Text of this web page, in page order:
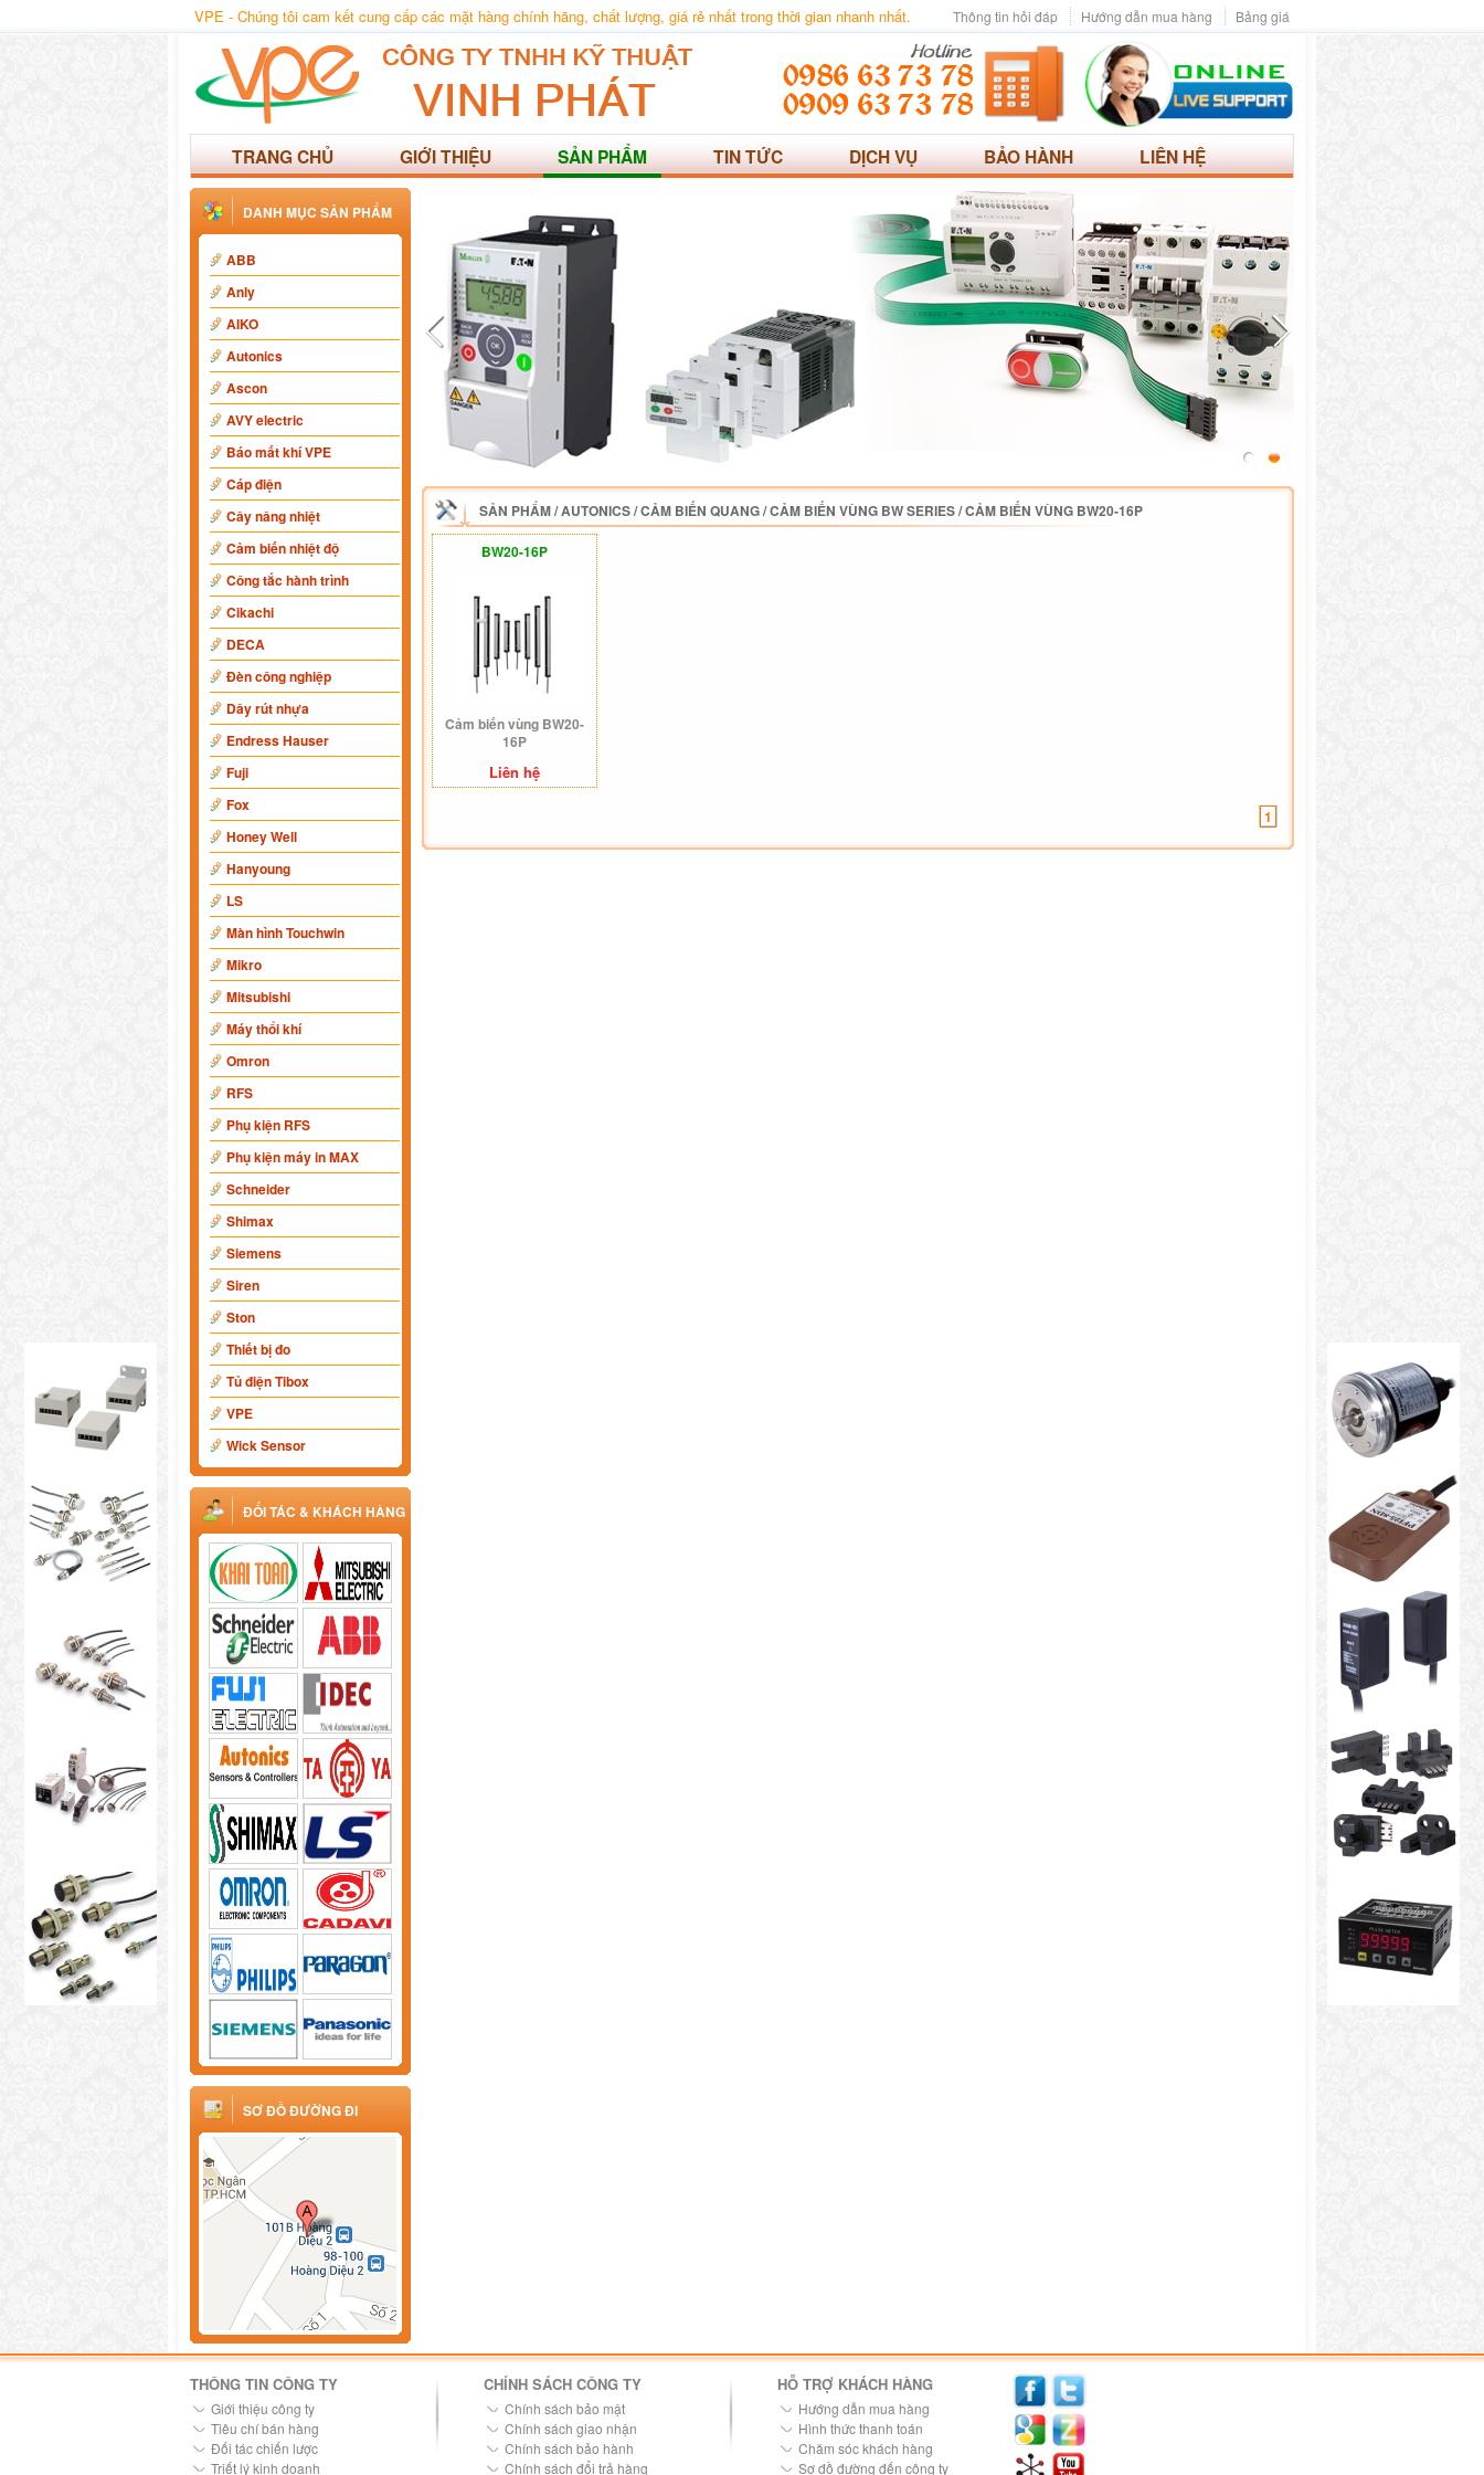
VPE - Chúng tôi cam kết cung cấp các mặt hàng chính hãng, chất lượng, giá rẻ nhất trong thời gian nhanh nhất. Bảng giá
Hướng dẫn mua hàng
Thông tin hỏi đáp
TRANG CHỦ GIỚI THIỆU SẢN PHẨM TIN TỨC DỊCH VỤ BẢO HÀNH LIÊN HỆ
DANH MỤC SẢN PHẨM
ABB
Anly
AIKO
Autonics
Ascon
AVY electric
Báo mất khí VPE
Cáp điện
Cây nâng nhiệt
Cảm biến nhiệt độ
Công tắc hành trình
Cikachi
DECA
Đèn công nghiệp
Dây rút nhựa
Endress Hauser
Fuji
Fox
Honey Well
Hanyoung
LS
Màn hình Touchwin
Mikro
Mitsubishi
Máy thổi khí
Omron
RFS
Phụ kiện RFS
Phụ kiện máy in MAX
Schneider
Shimax
Siemens
Siren
Ston
Thiết bị đo
Tủ điện Tibox
VPE
Wick Sensor
ĐỐI TÁC & KHÁCH HÀNG
SƠ ĐỒ ĐƯỜNG ĐI
SẢN PHẨM/AUTONICS/CẢM BIẾN QUANG/CẢM BIẾN VÙNG BW SERIES/CẢM BIẾN VÙNG BW20-16P
BW20-16P
Cảm biến vùng BW20-
16P
Liên hệ
1
THÔNG TIN CÔNG TY
Giới thiệu công ty
Tiêu chí bán hàng
Đối tác chiến lược
Triết lý kinh doanh
CHÍNH SÁCH CÔNG TY
Chính sách bảo mật
Chính sách giao nhận
Chính sách bảo hành
Chính sách đổi trả hàng
HỖ TRỢ KHÁCH HÀNG
Hướng dẫn mua hàng
Hình thức thanh toán
Chăm sóc khách hàng
Sơ đồ đường đến công ty